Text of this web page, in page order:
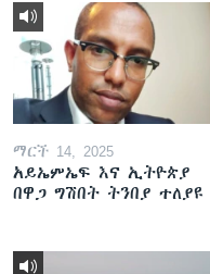
ማርች 14, 2025
አይኤምኤፍ እና ኢትዮጵያ
በዋጋ ግሽበት ትንበያ ተለያዩ